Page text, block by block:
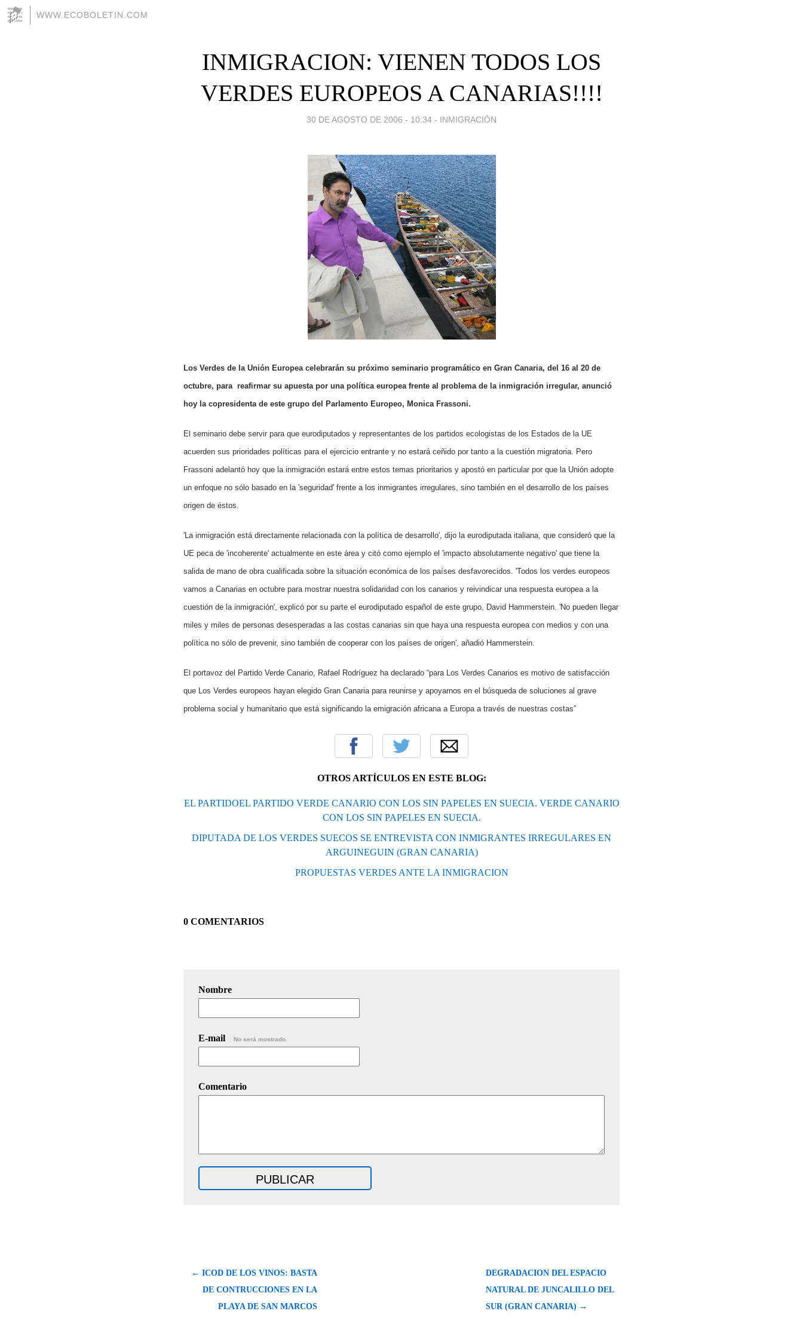
WWW.ECOBOLETIN.COM
INMIGRACION: VIENEN TODOS LOS
VERDES EUROPEOS A CANARIAS!!!!
30 DE AGOSTO DE 2006 - 10:34 - INMIGRACIÓN
Los Verdes de la Unión Europea celebrarán su próximo seminario programático en Gran Canaria, del 16 al 20 de
octubre, para reafirmar su apuesta por una política europea frente al problema de la inmigración irregular, anunció
hoy la copresidenta de este grupo del Parlamento Europeo, Monica Frassoni.
El seminario debe servir para que eurodiputados y representantes de los partidos ecologistas de los Estados de la UE
acuerden sus prioridades políticas para el ejercicio entrante y no estará ceñido por tanto a la cuestión migratoria.
Pero
Frassoni adelantó hoy que la inmigración estará entre estos temas prioritarios y apostó en particular por que la Unión adopte
un enfoque no sólo basado en la 'seguridad' frente a los inmigrantes irregulares, sino también en el desarrollo de los países
origen de éstos.
'La inmigración está directamente relacionada con la política de desarrollo', dijo la eurodiputada italiana, que consideró que la
UE peca de 'incoherente' actualmente en este área y citó como ejemplo el 'impacto absolutamente negativo' que tiene la
salida de mano de obra cualificada sobre la situación económica de los países desfavorecidos. 'Todos los verdes europeos
vamos a Canarias en octubre para mostrar nuestra solidaridad con los canarios y reivindicar una respuesta europea a la
cuestión de la inmigración', explicó por su parte el eurodiputado español de este grupo, David Hammerstein. 'No pueden llegar
miles y miles de personas desesperadas a las costas canarias sin que haya una respuesta europea con medios y con una
política no sólo de prevenir, sino también de cooperar con los países de origen', añadió Hammerstein.
El portavoz del Partido Verde Canario, Rafael Rodríguez ha declarado “para Los Verdes Canarios es motivo de satisfacción
que Los Verdes europeos hayan elegido Gran Canaria para reunirse y apoyarnos en el búsqueda de soluciones al grave
problema social y humanitario que está significando la emigración africana a Europa a través de nuestras costas”
OTROS ARTÍCULOS EN ESTE BLOG:
EL PARTIDOEL PARTIDO VERDE CANARIO CON LOS SIN PAPELES EN SUECIA. VERDE CANARIO
CON LOS SIN PAPELES EN SUECIA.
DIPUTADA DE LOS VERDES SUECOS SE ENTREVISTA CON INMIGRANTES IRREGULARES EN
ARGUINEGUIN (GRAN CANARIA)
PROPUESTAS VERDES ANTE LA INMIGRACION
0 COMENTARIOS
Nombre
E-mail No será mostrado.
Comentario
← ICOD DE LOS VINOS: BASTA
DE CONTRUCCIONES EN LA
PLAYA DE SAN MARCOS
DEGRADACION DEL ESPACIO
NATURAL DE JUNCALILLO DEL
SUR (GRAN CANARIA) →